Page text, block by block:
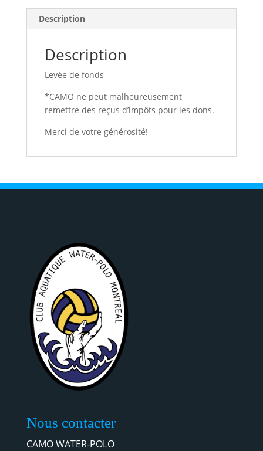
Description
Description
Levée de fonds
*CAMO ne peut malheureusement
remettre des reçus d’impôts pour les dons.
Merci de votre générosité!
Nous contacter
CAMO WATER-POLO